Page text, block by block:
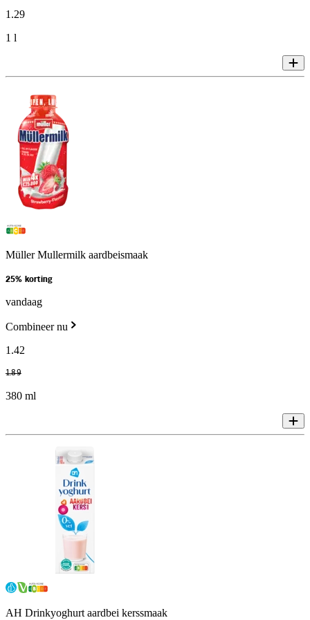
1.29
1 l
Müller Mullermilk aardbeismaak
25% korting
vandaag
Combineer nu
1.42
1.89
380 ml
AH Drinkyoghurt aardbei kerssmaak